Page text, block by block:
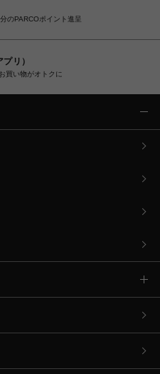
のPARCOポイント進呈
リ）
買い物がオトクに